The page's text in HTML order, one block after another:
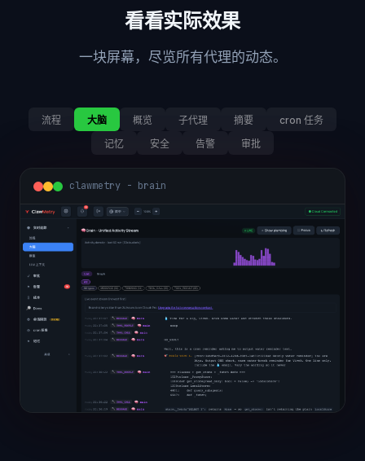
看看实际效果
一块屏幕，尽览所有代理的动态。
流程 大脑 概览 子代理 摘要
cron 任务
记忆
安全 告警 审批
clawmetry - brain